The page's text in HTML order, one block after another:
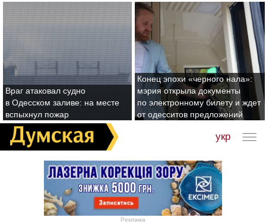
Враг атаковал судно
в Одесском заливе: на месте
вспыхнул пожар
Конец эпохи «черного нала»:
мэрия открыла документы
по электронному билету и ждет
от одесситов предложений
укр
Реклама